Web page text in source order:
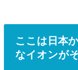
ここは日本
なイオンが